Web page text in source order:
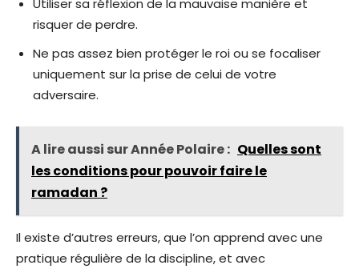
Utiliser sa réflexion de la mauvaise manière et
risquer de perdre.
Ne pas assez bien protéger le roi ou se focaliser
uniquement sur la prise de celui de votre
adversaire.
A lire aussi sur Année Polaire : Quelles sont
les conditions pour pouvoir faire le
ramadan ?
Il existe d’autres erreurs, que l’on apprend avec une
pratique régulière de la discipline, et avec